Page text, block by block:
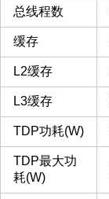
总线程数
缓存
L2缓存
L3缓存
TDP功耗(W)
TDP最大功
耗(W)